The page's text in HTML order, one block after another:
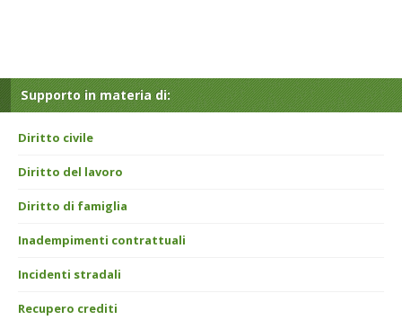
Supporto in materia di:
Diritto civile
Diritto del lavoro
Diritto di famiglia
Inadempimenti contrattuali
Incidenti stradali
Recupero crediti